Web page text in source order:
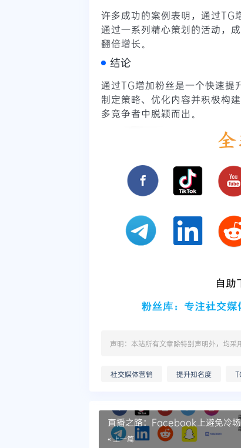
许多成功的案例表明，通过TG
通过一系列精心策划的活动，
翻倍增长。
结论
通过TG增加粉丝是一个快速提
制定策略、优化内容并积极构
多竞争者中脱颖而出。
声明：本站所有文章除特别声明外，均采
社交媒体营销 提升知名度
直播之路：Facebook上避免冷
分享
« 上一篇